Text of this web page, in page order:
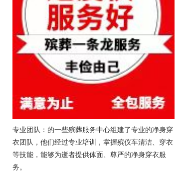
专业团队：的一些殡葬服务中心组建了专业的净身穿
衣团队，他们经过专业培训，掌握殡仪车清洁、穿衣
等技能，能够为逝者提供体面、尊严的净身穿衣服
务。